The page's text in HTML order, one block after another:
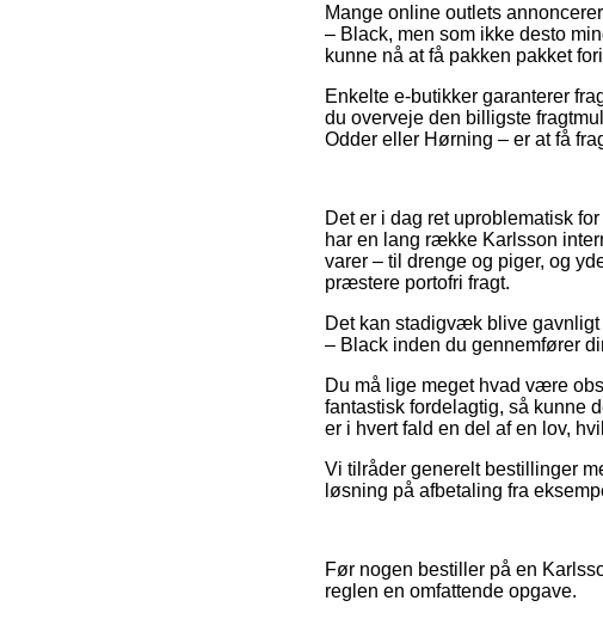
Mange online outlets
– Black, men som ikke desto
kunne nå at få pakken pakket
Enkelte e-butikker garanterer
du overveje den billigste
Odder eller Hørning – er at få
Det er i dag ret uproblematisk
har en lang række Karlsson
varer – til drenge og piger, og
præstere portofri fragt.
Det kan stadigvæk blive gavnligt
– Black inden du gennemfører
Du må lige meget hvad være
fantastisk fordelagtig, så kunne
er i hvert fald en del af en lov,
Vi tilråder generelt bestillinger
løsning på afbetaling fra
Før nogen bestiller på en
reglen en omfattende opgave.